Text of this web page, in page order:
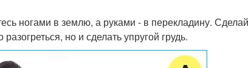
ногами в землю, а руками - в перекладину.
но и сделать упругой грудь.